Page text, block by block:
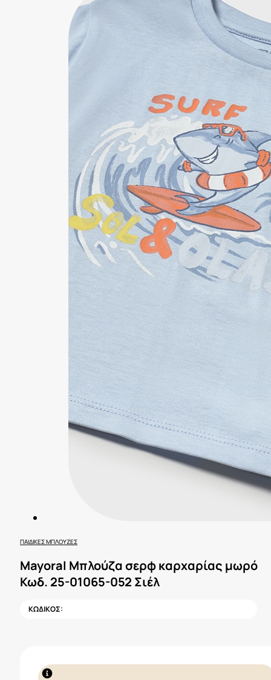
ΠΑΙΔΙΚΈΣ ΜΠΛΟΎΖΕΣ
Mayoral Μπλούζα σερφ καρχαρίας μωρό
Κωδ. 25-01065-052 Σιέλ
ΚΩΔΙΚΟΣ: